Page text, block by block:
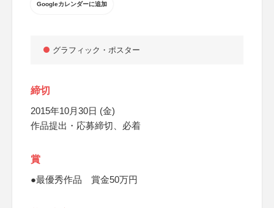
Googleカレンダーに追加
グラフィック・ポスター
締切
2015年10月30日 (金)
作品提出・応募締切、必着
賞
●最優秀作品 賞金50万円